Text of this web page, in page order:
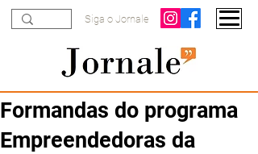
Siga o Jornale
Formandas do programa
Empreendedoras da